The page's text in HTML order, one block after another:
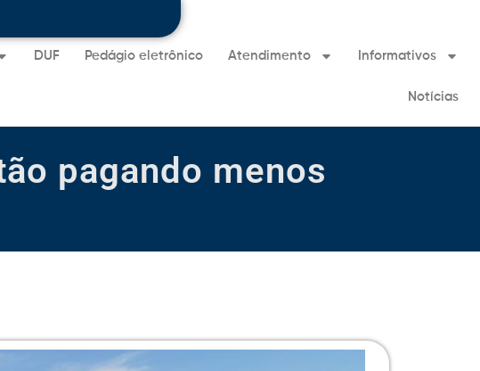
DUF Pedágio eletrônico Atendimento Informativos
Notícias
pagando menos